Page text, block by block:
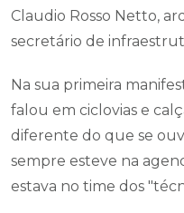
Claudio Rosso Netto,
secretário de
Na sua primeira
falou em ciclovias e
diferente do que se
sempre esteve na
estava no time dos